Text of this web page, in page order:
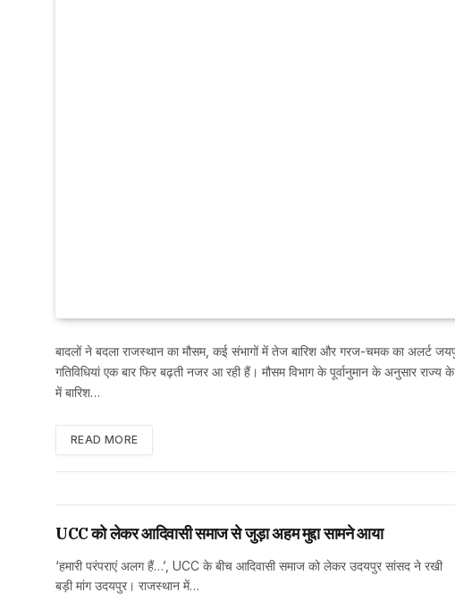
बादलों ने बदला राजस्थान का मौसम, कई संभागों में तेज बारिश और गरज-चमक का अलर्ट
गतिविधियां एक बार फिर बढ़ती नजर आ रही हैं। मौसम विभाग के पूर्वानुमान के अनुसार राज्य
में बारिश…
READ MORE
UCC को लेकर आदिवासी समाज से जुड़ा अहम मुद्दा सामने आया
‘हमारी परंपराएं अलग हैं…’, UCC के बीच आदिवासी समाज को लेकर उदयपुर सांसद ने रखी
बड़ी मांग उदयपुर। राजस्थान में…